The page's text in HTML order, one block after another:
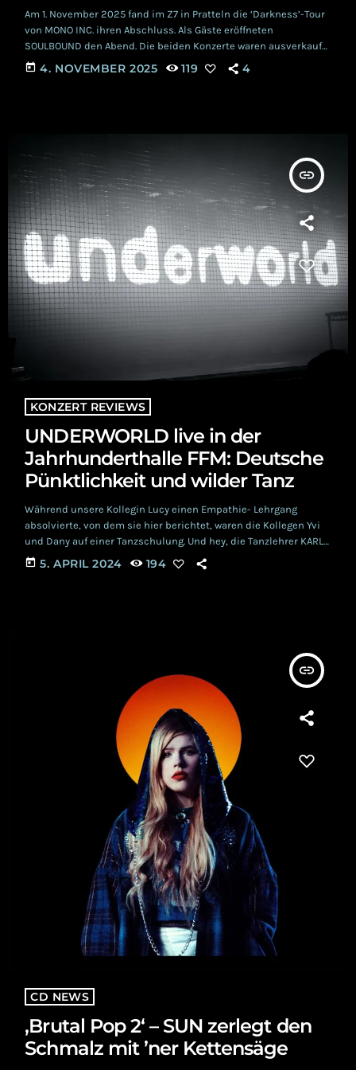
Am 1. November 2025 fand im Z7 in Pratteln die ‘Darkness’-Tour
von MONO INC. ihren Abschluss. Als Gäste eröffneten
SOULBOUND den Abend. Die beiden Konzerte waren ausverkauft
und das Schweizer Publikum feierte mit viel Freude dieses
Ende einer erfolgreichen Tour. Viel mehr als eine Vorband
today 4. NOVEMBER 2025 119 4
insert_link
KONZERT REVIEWS
UNDERWORLD live in der
Jahrhunderthalle FFM: Deutsche
Pünktlichkeit und wilder Tanz
Während unsere Kollegin Lucy einen Empathie- Lehrgang
absolvierte, von dem sie hier berichtet, waren die Kollegen Yvi
und Dany auf einer Tanzschulung. Und hey, die Tanzlehrer KARL
HYDE und RICK (RICHARD DAVID) SMITH haben uns gezeigt, wo
der verdammte Hammer hängt! Und das trotz ihres
today 5. APRIL 2024 194
insert_link
CD NEWS
‚Brutal Pop 2‘ – SUN zerlegt den
Schmalz mit ’ner Kettensäge